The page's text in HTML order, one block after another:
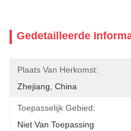
Gedetailleerde
Plaats Van Herkomst:
Zhejiang, China
Toepasselijk Gebied:
Niet Van Toepassing